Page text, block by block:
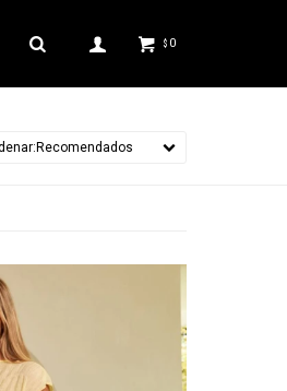
$ 0
Recomendados